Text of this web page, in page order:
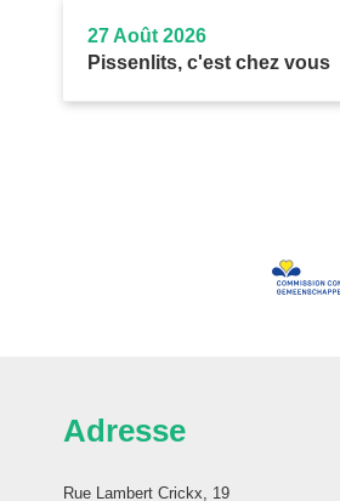
27 Août 2026
Pissenlits, c'est chez vous
Adresse
Rue Lambert Crickx, 19